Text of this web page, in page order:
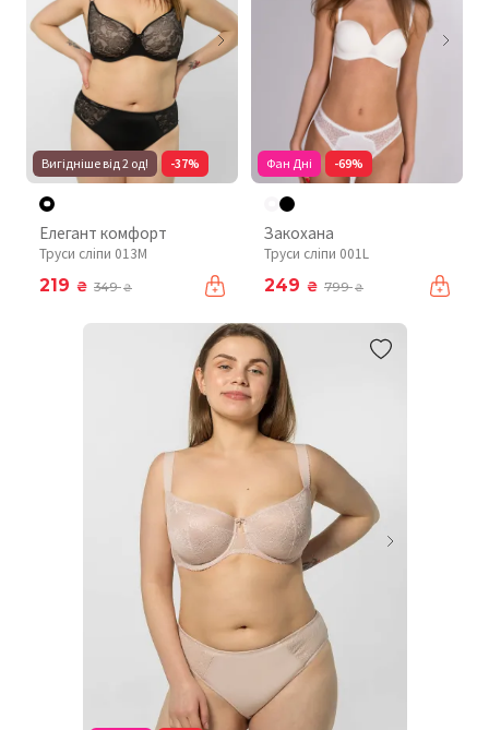
Вигідніше від 2 од! -37%
Елегант комфорт
Труси сліпи 013M
219 ₴ 349₴
Фан Дні -69%
Закохана
Труси сліпи 001L
249 ₴ 799₴